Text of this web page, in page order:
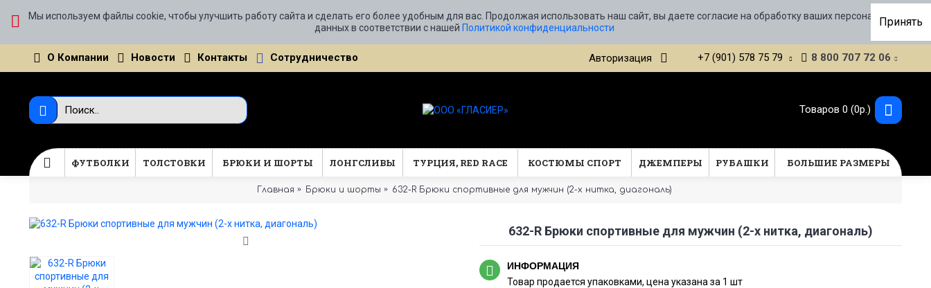
Мы используем файлы cookie, чтобы улучшить работу сайта и сделать его более удобным для вас. Продолжая использовать наш сайт, вы даете согласие на обработку ваших персональных
данных в соответствии с нашей Политикой конфиденциальности Принять
О Компании Новости Контакты Сотрудничество Авторизация +7 (901) 578 75 79 8 800 707 72 06
Товаров 0 (0р.)
ФУТБОЛКИ ТОЛСТОВКИ БРЮКИ И ШОРТЫ ЛОНГСЛИВЫ ТУРЦИЯ, RED RACE КОСТЮМЫ СПОРТ ДЖЕМПЕРЫ РУБАШКИ БОЛЬШИЕ РАЗМЕРЫ
Главная Брюки и шорты 632-R Брюки спортивные для мужчин (2-х нитка, диагональ)
632-R Брюки спортивные для мужчин (2-х нитка, диагональ)
ИНФОРМАЦИЯ
Товар продается упаковками, цена указана за 1 шт